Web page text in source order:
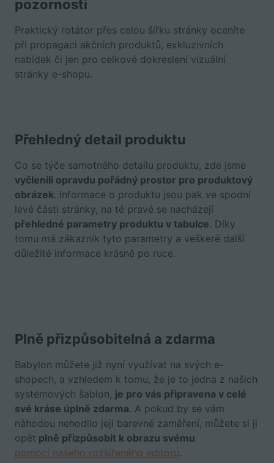
pozornosti
Praktický rotátor přes celou šířku stránky oceníte
při propagaci akčních produktů, exkluzivních
nabídek či jen pro celkové dokreslení vizuální
stránky e-shopu.
Přehledný detail produktu
Co se týče samotného detailu produktu, zde jsme
vyčlenili opravdu pořádný prostor pro produktový
obrázek. Informace o produktu jsou pak ve spodní
levé části stránky, na té pravé se nacházejí
přehledné parametry produktu v tabulce. Díky
tomu má zákazník tyto parametry a veškeré další
důležité informace krásně po ruce.
Plně přizpůsobitelná a zdarma
Babylon můžete již nyní využívat na svých e-
shopech, a vzhledem k tomu, že je to jedna z našich
systémových šablon, je pro vás připravena v celé
své kráse úplně zdarma. A pokud by se vám
náhodou nehodilo její barevné zaměření, můžete si ji
opět plně přizpůsobit k obrazu svému
pomocí našeho rozšířeného editoru.